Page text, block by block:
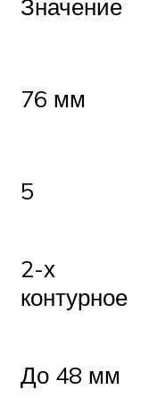
Значение
76 мм
5
2-х
контурное
До 48 мм